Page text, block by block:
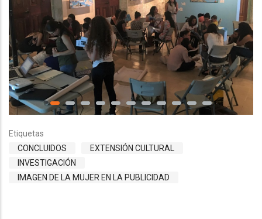
Etiquetas
CONCLUIDOS
EXTENSIÓN CULTURAL
INVESTIGACIÓN
IMAGEN DE LA MUJER EN LA PUBLICIDAD